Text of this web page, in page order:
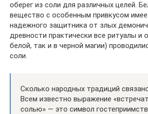
оберег из соли для различных целей.
вещество с особенным привкусом
надежного защитника от злых
древности практически все ритуалы и
белой, так и в черной магии)
соли.
Сколько народных традиций
Всем известно выражение
солью» — это символ